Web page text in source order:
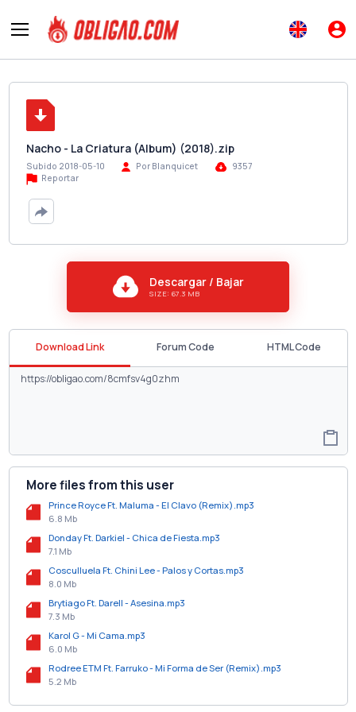
Nacho - La Criatura (Album) (2018).zip
Subido 2018-05-10 Por Blanquicet
9357
Reportar
Descargar / Bajar
SIZE: 67.3 MB
Download Link Forum Code HTML Code
More files from this user
Prince Royce Ft. Maluma - El Clavo (Remix).mp3
6.8 Mb
Donday Ft. Darkiel - Chica de Fiesta.mp3
7.1 Mb
Cosculluela Ft. Chini Lee - Palos y Cortas.mp3
8.0 Mb
Brytiago Ft. Darell - Asesina.mp3
7.3 Mb
Karol G - Mi Cama.mp3
6.0 Mb
Rodree ETM Ft. Farruko - Mi Forma de Ser (Remix).mp3
5.2 Mb